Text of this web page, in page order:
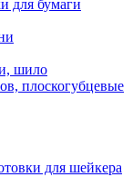
для бумаги
шило
плоскогубцевые
для шейкера